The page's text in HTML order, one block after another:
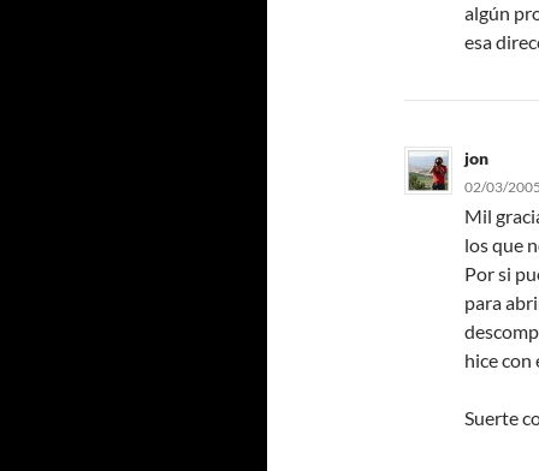
algún
esa
jon
02/03/
Mil
los que
Por si
para
hice con
Suerte